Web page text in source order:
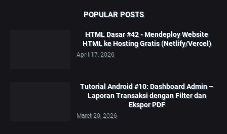
POPULAR POSTS
HTML Dasar #42 - Mendeploy Website
HTML ke Hosting Gratis (Netlify/Vercel)
April 17, 2026
Tutorial Android #10: Dashboard Admin –
Laporan Transaksi dengan Filter dan
Ekspor PDF
Maret 20, 2026